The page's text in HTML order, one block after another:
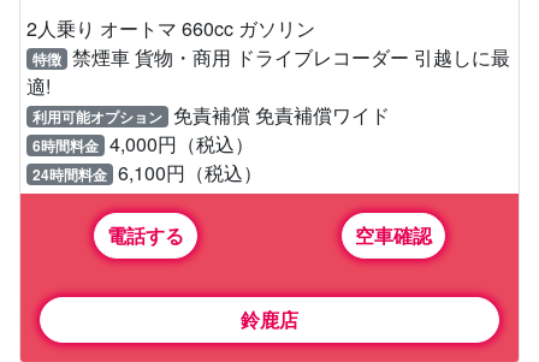
2人乗り オートマ 660cc ガソリン
特徴 禁煙車 貨物・商用 ドライブレコーダー 引越しに最
適!
利用可能オプション 免責補償 免責補償ワイド
6時間料金 4,000円（税込）
24時間料金 6,100円（税込）
電話する 空車確認
鈴鹿店